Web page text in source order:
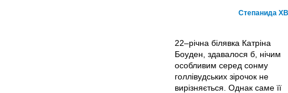
Степанида
22–річна білявка Катріна
Боуден, здавалося б, нічим
особливим серед сонму
голлівудських зірочок не
вирізняється. Однак саме її